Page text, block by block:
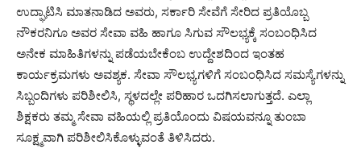
ಉದ್ಘಾಟಿಸಿ ಮಾತನಾಡಿದ ಅವರು, ಸರ್ಕಾರಿ ಸೇವೆಗೆ ಸೇರಿದ ಪ್ರತಿಯೊಬ್ಬ
ನೌಕರನಿಗೂ ಅವರ ಸೇವಾ ವಹಿ ಹಾಗೂ ಸಿಗುವ ಸೌಲಭ್ಯಕ್ಕೆ ಸಂಬಂಧಿಸಿದ
ಅನೇಕ ಮಾಹಿತಿಗಳನ್ನು ಪಡೆಯಬೇಕೆಂಬ ಉದ್ದೇಶದಿಂದ ಇಂತಹ
ಕಾರ್ಯಕ್ರಮಗಳು ಅವಶ್ಯಕ. ಸೇವಾ ಸೌಲಭ್ಯಗಳಿಗೆ ಸಂಬಂಧಿಸಿದ ಸಮಸ್ಯೆಗಳನ್ನು
ಸಿಬ್ಬಂದಿಗಳು ಪರಿಶೀಲಿಸಿ, ಸ್ಥಳದಲ್ಲೇ ಪರಿಹಾರ ಒದಗಿಸಲಾಗುತ್ತದೆ. ಎಲ್ಲಾ
ಶಿಕ್ಷಕರು ತಮ್ಮ ಸೇವಾ ವಹಿಯಲ್ಲಿ ಪ್ರತಿಯೊಂದು ವಿಷಯವನ್ನೂ ತುಂಬಾ
ಸೂಕ್ಷ್ಮವಾಗಿ ಪರಿಶೀಲಿಸಿಕೊಳ್ಳುವಂತೆ ತಿಳಿಸಿದರು.